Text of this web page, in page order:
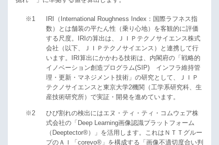
※1
IRI（International Roughness Index：国際ラフネス指
数）とは舗装の平たん性（乗り心地）を客観的に評価
する尺度。IRIの算出は、ＪＩＰテクノサイエンス株式
会社（以下、ＪＩＰテクノサイエンス）と連携して行
います。IRI算出にかかわる技術は、内閣府の「戦略的
イノベーション創造プログラム(SIP) インフラ維持管
理・更新・マネジメント技術」の研究として、ＪＩＰ
テクノサイエンスと東京大学2機関（工学系研究科、生
産技術研究所）で実証・開発を進めています。
※2
ひび割れの検出にはエヌ・ティ・ティ・コムウェア株
式会社の「Deep Learning画像認識プラットフォーム
（Deeptector®）」を活用します。これはＮＴＴグルー
プのＡＩ「corevo®」を構成する「画像不適切度合い判